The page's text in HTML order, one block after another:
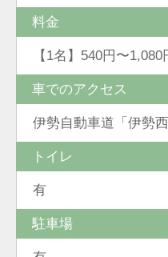
料金
【1名】540円〜1,080
車でのアクセス
伊勢自動車道「伊勢
トイレ
有
駐車場